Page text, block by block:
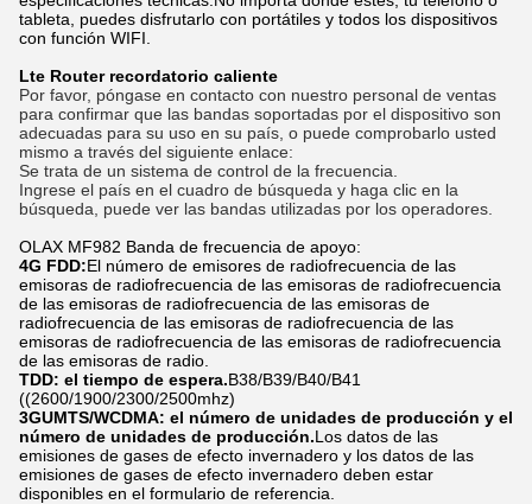
tableta, puedes disfrutarlo con portátiles y todos los dispositivos
con función WIFI.
Lte Router recordatorio caliente
Por favor, póngase en contacto con nuestro personal de ventas
para confirmar que las bandas soportadas por el dispositivo son
adecuadas para su uso en su país, o puede comprobarlo usted
mismo a través del siguiente enlace:
Se trata de un sistema de control de la frecuencia.
Ingrese el país en el cuadro de búsqueda y haga clic en la
búsqueda, puede ver las bandas utilizadas por los operadores.
OLAX MF982 Banda de frecuencia de apoyo:
4G FDD:El número de emisores de radiofrecuencia de las
emisoras de radiofrecuencia de las emisoras de radiofrecuencia
de las emisoras de radiofrecuencia de las emisoras de
radiofrecuencia de las emisoras de radiofrecuencia de las
emisoras de radiofrecuencia de las emisoras de radiofrecuencia
de las emisoras de radio.
TDD: el tiempo de espera.B38/B39/B40/B41
((2600/1900/2300/2500mhz)
3GUMTS/WCDMA: el número de unidades de producción y el
número de unidades de producción.Los datos de las
emisiones de gases de efecto invernadero y los datos de las
emisiones de gases de efecto invernadero deben estar
disponibles en el formulario de referencia.